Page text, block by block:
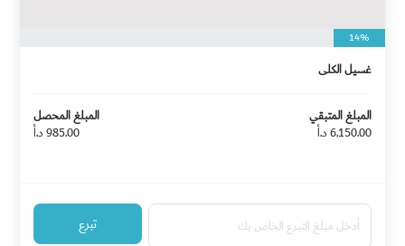
14%
غسيل الكلى
المبلغ المتبقي
6,150.00 د.أ
المبلغ المحصل
985.00 د.أ
تبرع